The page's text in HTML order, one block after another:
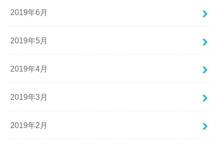
2019年6月
2019年5月
2019年4月
2019年3月
2019年2月